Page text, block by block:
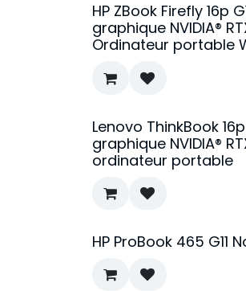
HP ZBook Firefly 16p
graphique NVIDIA®
Ordinateur portable
Lenovo ThinkBook
graphique NVIDIA®
ordinateur portable
HP ProBook 465 G11